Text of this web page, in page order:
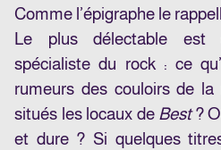
Comme l’épigraphe le
Le plus délectable est
spécialiste du rock : ce
rumeurs des couloirs de la
situés les locaux de Best?
et dure ? Si quelques